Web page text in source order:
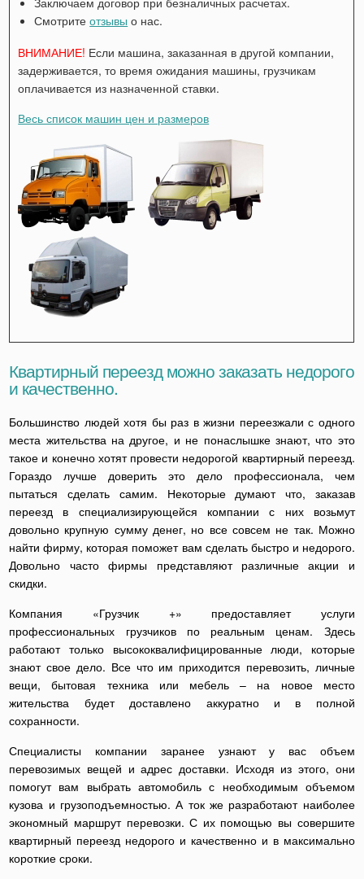
Смотритеотзывы о нас.
ВНИМАНИЕ! Если машина, заказанная в другой компании,
задерживается, то время ожидания машины, грузчикам
оплачивается из назначенной ставки.
Весь список машин цен и размеров
Квартирный переезд можно заказать недорого
и качественно.
Большинство людей хотя бы раз в жизни переезжали с одного
места жительства на другое, и не понаслышке знают, что это
такое и конечно хотят провести недорогой квартирный переезд.
Гораздо лучше доверить это дело профессионала, чем
пытаться сделать самим. Некоторые думают что, заказав
переезд в специализирующейся компании с них возьмут
довольно крупную сумму денег, но все совсем не так. Можно
найти фирму, которая поможет вам сделать быстро и недорого.
Довольно часто фирмы представляют различные акции и
скидки.
Компания «Грузчик +» предоставляет услуги
профессиональных грузчиков по реальным ценам. Здесь
работают только высококвалифицированные люди, которые
знают свое дело. Все что им приходится перевозить, личные
вещи, бытовая техника или мебель – на новое место
жительства будет доставлено аккуратно и в полной
сохранности.
Специалисты компании заранее узнают у вас объем
перевозимых вещей и адрес доставки. Исходя из этого, они
помогут вам выбрать автомобиль с необходимым объемом
кузова и грузоподъемностью. А ток же разработают наиболее
экономный маршрут перевозки. С их помощью вы совершите
квартирный переезд недорого и качественно и в максимально
короткие сроки.